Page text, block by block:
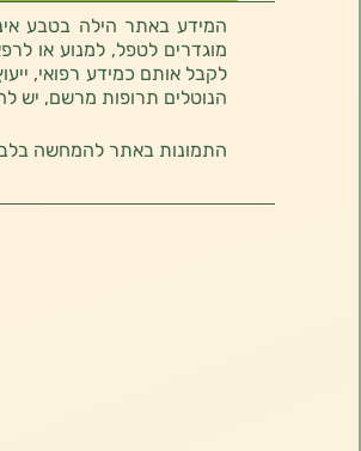
המידע באתר הילה בטבע
מוגדרים לטפל, למנוע או
לקבל אותם כמידע רפואי,
הנוטלים תרופות מרשם, יש
התמונות באתר להמחשה